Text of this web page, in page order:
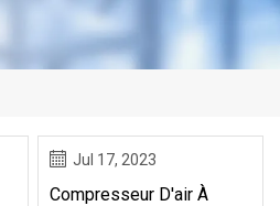
Jul 17, 2023
Compresseur D'air À